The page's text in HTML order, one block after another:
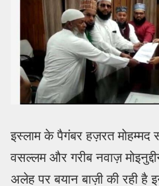
इस्लाम के पैगंबर हज़रत मोहम्मद
वसल्लम और गरीब नवाज़
अलेह पर बयान बाज़ी की रही है